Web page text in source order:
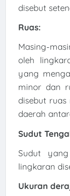
disebut
Ruas:
Masing-
oleh
yang
minor dan
disebut
daerah
Sudut
Sudut
lingkaran
Ukuran